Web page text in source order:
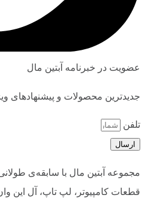
عضویت در خبرنامه آبتین مال
جدیدترین محصولات و پیشنهادهای
تلفن
ارسال
مجموعه آبتین مال با سابقه‌ی
قطعات کامپیوتر، لپ تاپ، آل این